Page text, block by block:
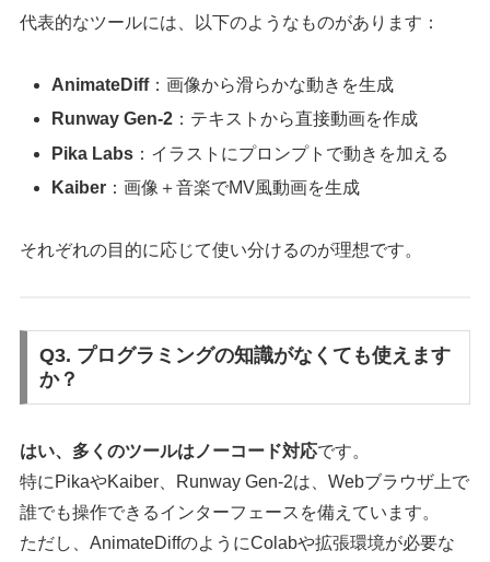
代表的なツールには、以下のようなものがあります：
AnimateDiff：画像から滑らかな動きを生成
Runway Gen-2 ：テキストから直接動画を作成
Pika Labs ：イラストにプロンプトで動きを加える
Kaiber ：画像＋音楽でMV風動画を生成
それぞれの目的に応じて使い分けるのが理想です。
Q3. プログラミングの知識がなくても使えます
か？
はい、多くのツールはノーコード対応です。
特にPikaやKaiber、Runway Gen-2は、Webブラウザ上で
誰でも操作できるインターフェースを備えています。
ただし、AnimateDiffのようにColabや拡張環境が必要な